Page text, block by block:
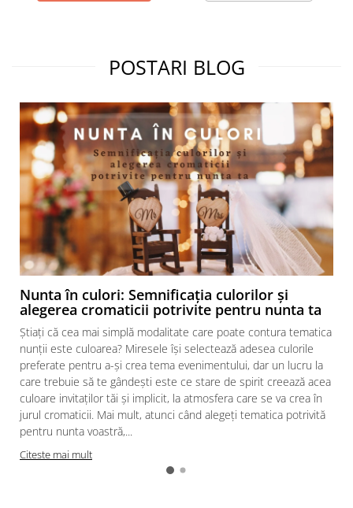
POSTARI BLOG
Nunta în culori: Semnificația culorilor și
alegerea cromaticii potrivite pentru nunta ta
Știați că cea mai simplă modalitate care poate contura tematica
nunții este culoarea? Miresele își selectează adesea culorile
preferate pentru a-și crea tema evenimentului, dar un lucru la
care trebuie să te gândești este ce stare de spirit creează acea
culoare invitaților tăi și implicit, la atmosfera care se va crea în
jurul cromaticii. Mai mult, atunci când alegeți tematica potrivită
pentru nunta voastră,...
Citeste mai mult